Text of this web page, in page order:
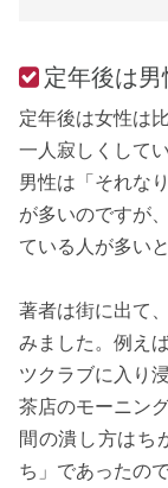
定年後は
定年後は女性は
一人寂しくして
男性は「それな
が多いのですが
ている人が多い
著者は街に出て
みました。例え
ツクラブに入り
茶店のモーニン
間の潰し方はち
ち」であったので